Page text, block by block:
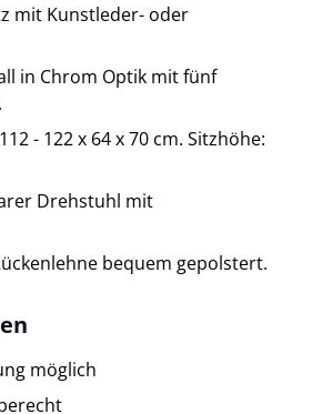
mit Kunstleder- oder
in Chrom Optik mit fünf
- 122 x 64 x 70 cm. Sitzhöhe:
Drehstuhl mit
bequem gepolstert.
möglich